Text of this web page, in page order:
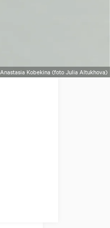
Anastasia Kobekina (foto Julia Altukhova)